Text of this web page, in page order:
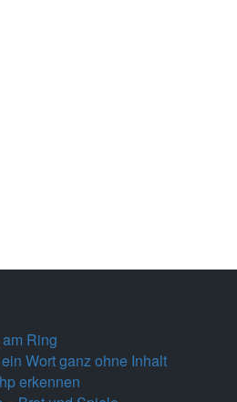
Ring
Wort ganz ohne Inhalt
erkennen